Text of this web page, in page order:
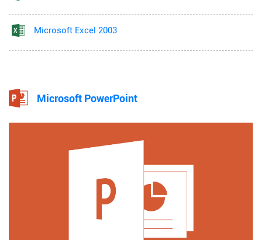
Microsoft Excel 2003
Microsoft PowerPoint